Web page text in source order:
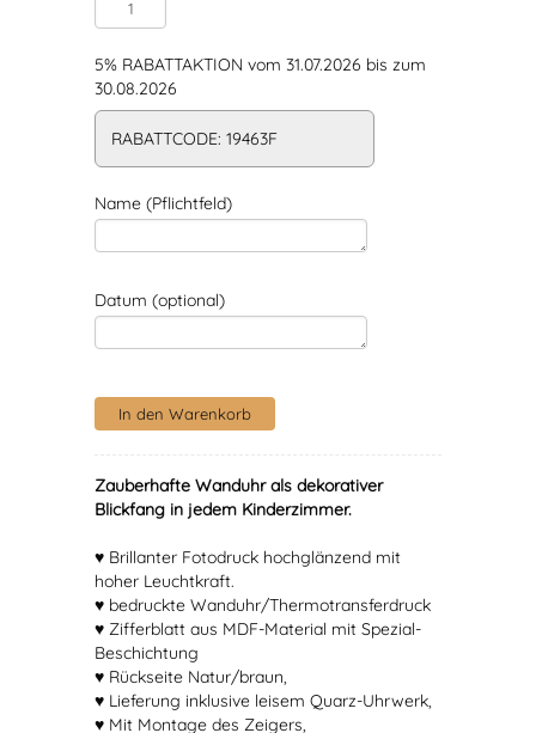
5% RABATTAKTION vom 31.07.2026 bis zum
30.08.2026
RABATTCODE: 19463F
Name (Pflichtfeld)
Datum (optional)
Zauberhafte Wanduhr als dekorativer
Blickfang in jedem Kinderzimmer.
♥ Brillanter Fotodruck hochglänzend mit
hoher Leuchtkraft.
♥ bedruckte Wanduhr/Thermotransferdruck
♥ Zifferblatt aus MDF-Material mit Spezial-
Beschichtung
♥ Rückseite Natur/braun,
♥ Lieferung inklusive leisem Quarz-Uhrwerk,
♥ Mit Montage des Zeigers,